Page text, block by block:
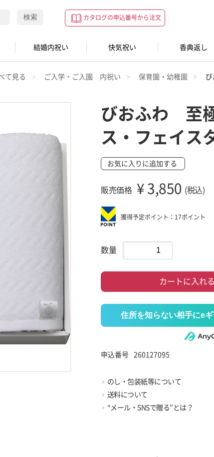
カタログの申込番号から注文
検索
結婚内祝い 快気祝い 香典返し
て見る ご入学・ご入園 内祝い 保育園・幼稚園
びおふわ 至
ス・フェイス
お気に入りに追加する
販売価格 ¥ 3,850 (税込)
獲得予定ポイント：17ポイント
数量
カートに入れる
住所を知らない相手にe
申込番号 260127095
のし・包装紙等について
送料について
“メール・SNSで贈る”とは？